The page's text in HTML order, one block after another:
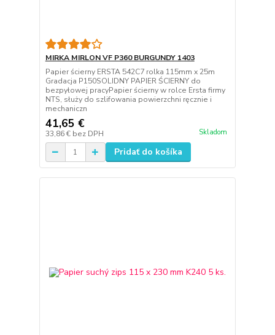
MIRKA MIRLON VF P360 BURGUNDY 1403
Papier ścierny ERSTA 542C7 rolka 115mm x 25m
Gradacja P150SOLIDNY PAPIER ŚCIERNY do
bezpyłowej pracyPapier ścierny w rolce Ersta firmy
NTS, służy do szlifowania powierzchni ręcznie i
mechaniczn
41,65 €
33,86 € bez DPH Skladom
Pridať do košíka